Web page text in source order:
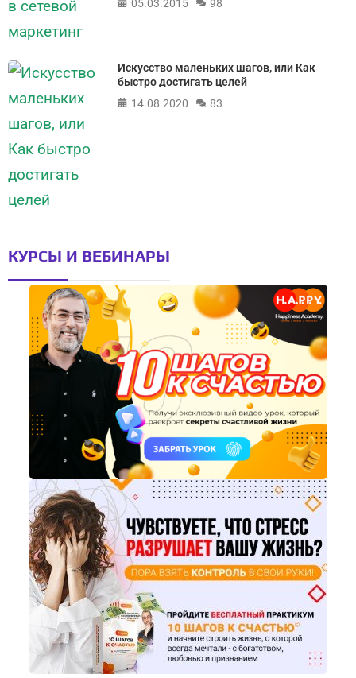
05.03.2015
98
Искусство маленьких шагов, или Как
быстро достигать целей
14.08.2020
83
КУРСЫ И ВЕБИНАРЫ